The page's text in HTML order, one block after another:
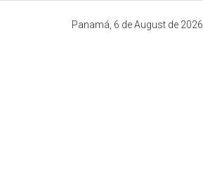
Panamá, 6 de August de 2026.